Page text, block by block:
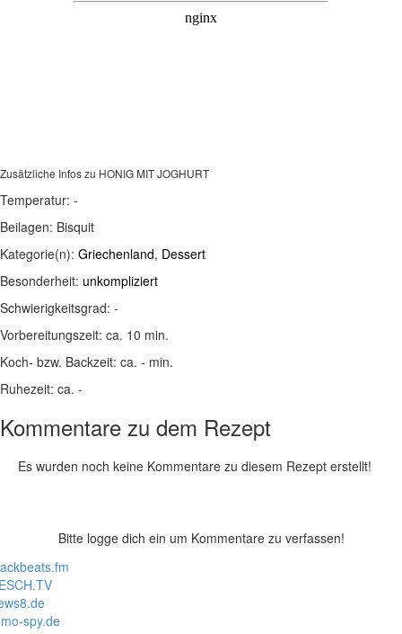
Zusätzliche Infos zu HONIG MIT JOGHURT
Temperatur: -
Beilagen: Bisquit
Kategorie(n): Griechenland, Dessert
Besonderheit: unkompliziert
Schwierigkeitsgrad: -
Vorbereitungszeit: ca. 10 min.
Koch- bzw. Backzeit: ca. - min.
Ruhezeit: ca. -
Kommentare zu dem Rezept
Es wurden noch keine Kommentare zu diesem Rezept erstellt!
Bitte logge dich ein um Kommentare zu verfassen!
spy.de